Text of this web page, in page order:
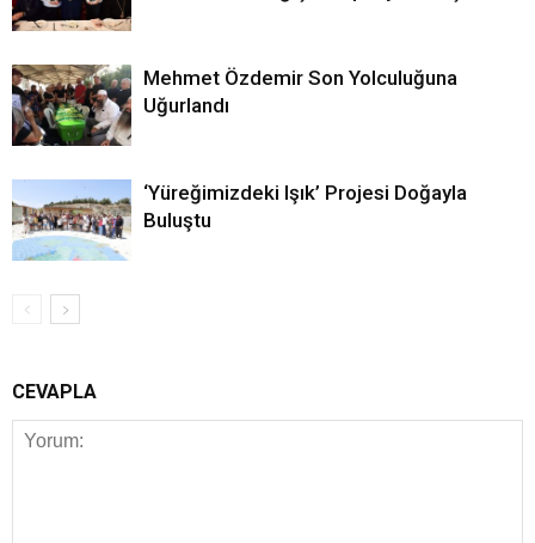
Mehmet Özdemir Son Yolculuğuna
Uğurlandı
‘Yüreğimizdeki Işık’ Projesi Doğayla
Buluştu
CEVAPLA